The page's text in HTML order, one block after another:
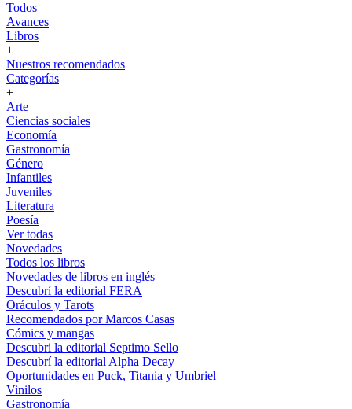
Todos
Avances
Libros
+
Nuestros recomendados
Categorías
+
Arte
Ciencias sociales
Economía
Gastronomía
Género
Infantiles
Juveniles
Literatura
Poesía
Ver todas
Novedades
Todos los libros
Novedades de libros en inglés
Descubrí la editorial FERA
Oráculos y Tarots
Recomendados por Marcos Casas
Cómics y mangas
Descubri la editorial Septimo Sello
Descubrí la editorial Alpha Decay
Oportunidades en Puck, Titania y Umbriel
Vinilos
Gastronomía